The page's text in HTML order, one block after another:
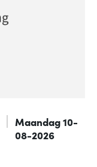
Maandag 10-
08-2026